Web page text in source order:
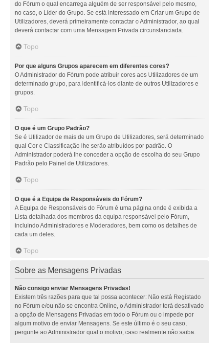
do Fórum o qual encarrega alguém de ser responsável pelo mesmo,
no caso, o Líder do Grupo. Se está interessado em Criar um Grupo de
Utilizadores, deverá primeiramente contactar o Administrador, ao qual
deverá contactar com uma Mensagem Privada circunstanciada.
Topo
Por que alguns Grupos aparecem em diferentes cores?
O Administrador do Fórum pode atribuir cores aos Utilizadores de um
determinado grupo, para identificá-los diante de outros Utilizadores e
grupos.
Topo
O que é um Grupo Padrão?
Se é Utilizador de mais de um Grupo de Utilizadores, será determinado
qual Cor e Classificação lhe serão atribuídos por padrão. O
Administrador poderá lhe conceder a opção de escolha do seu Grupo
Padrão pelo Painel de Utilizadores.
Topo
O que é a Equipa de Responsáveis do Fórum?
A Equipa de Responsáveis do Fórum é uma página onde é exibida a
Lista detalhada dos membros da equipa responsável pelo Fórum,
incluindo Administradores e Moderadores, bem como os detalhes de
cada um deles.
Topo
Sobre as Mensagens Privadas
Não consigo enviar Mensagens Privadas!
Existem três razões para que tal possa acontecer: Não está Registado
no Fórum e/ou não se encontra Online, o Administrador terá desativado
a opção de Mensagens Privadas em todo o Fórum ou o impede por
algum motivo de enviar Mensagens. Se este último é o seu caso,
pergunte ao Administrador qual o motivo, caso realmente não saiba.